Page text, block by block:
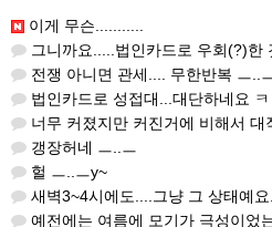
이게 무슨...........
그니까요.....법인카드로 우회(?)한 것
전쟁 아니면 관세.... 무한반복 ㅡ..
법인카드로 성접대...대단하네요 ㅋ
너무 커졌지만 커진거에 비해서 대
갱장허네 ㅡ..ㅡ
헐 ㅡ..ㅡy~
새벽3~4시에도....그냥 그 상태예요
예전에는 여름에 모기가 극성이었는데, 여름에